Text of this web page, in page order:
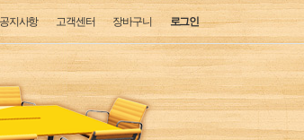
로그인
장바구니
고객센터
지사항